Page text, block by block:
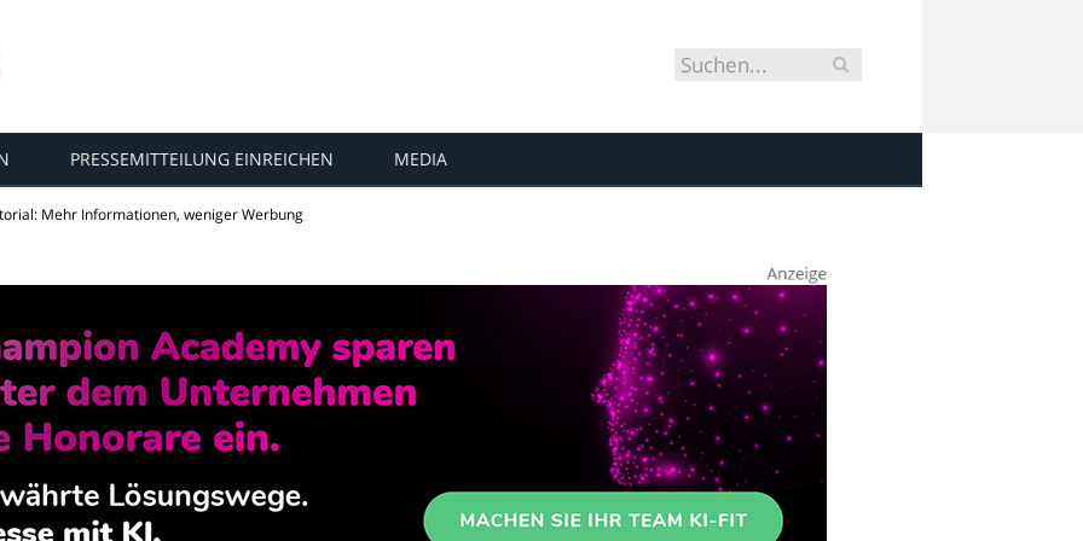
PRESSEMITTEILUNG EINREICHEN MEDIA
Mehr Informationen, weniger Werbung